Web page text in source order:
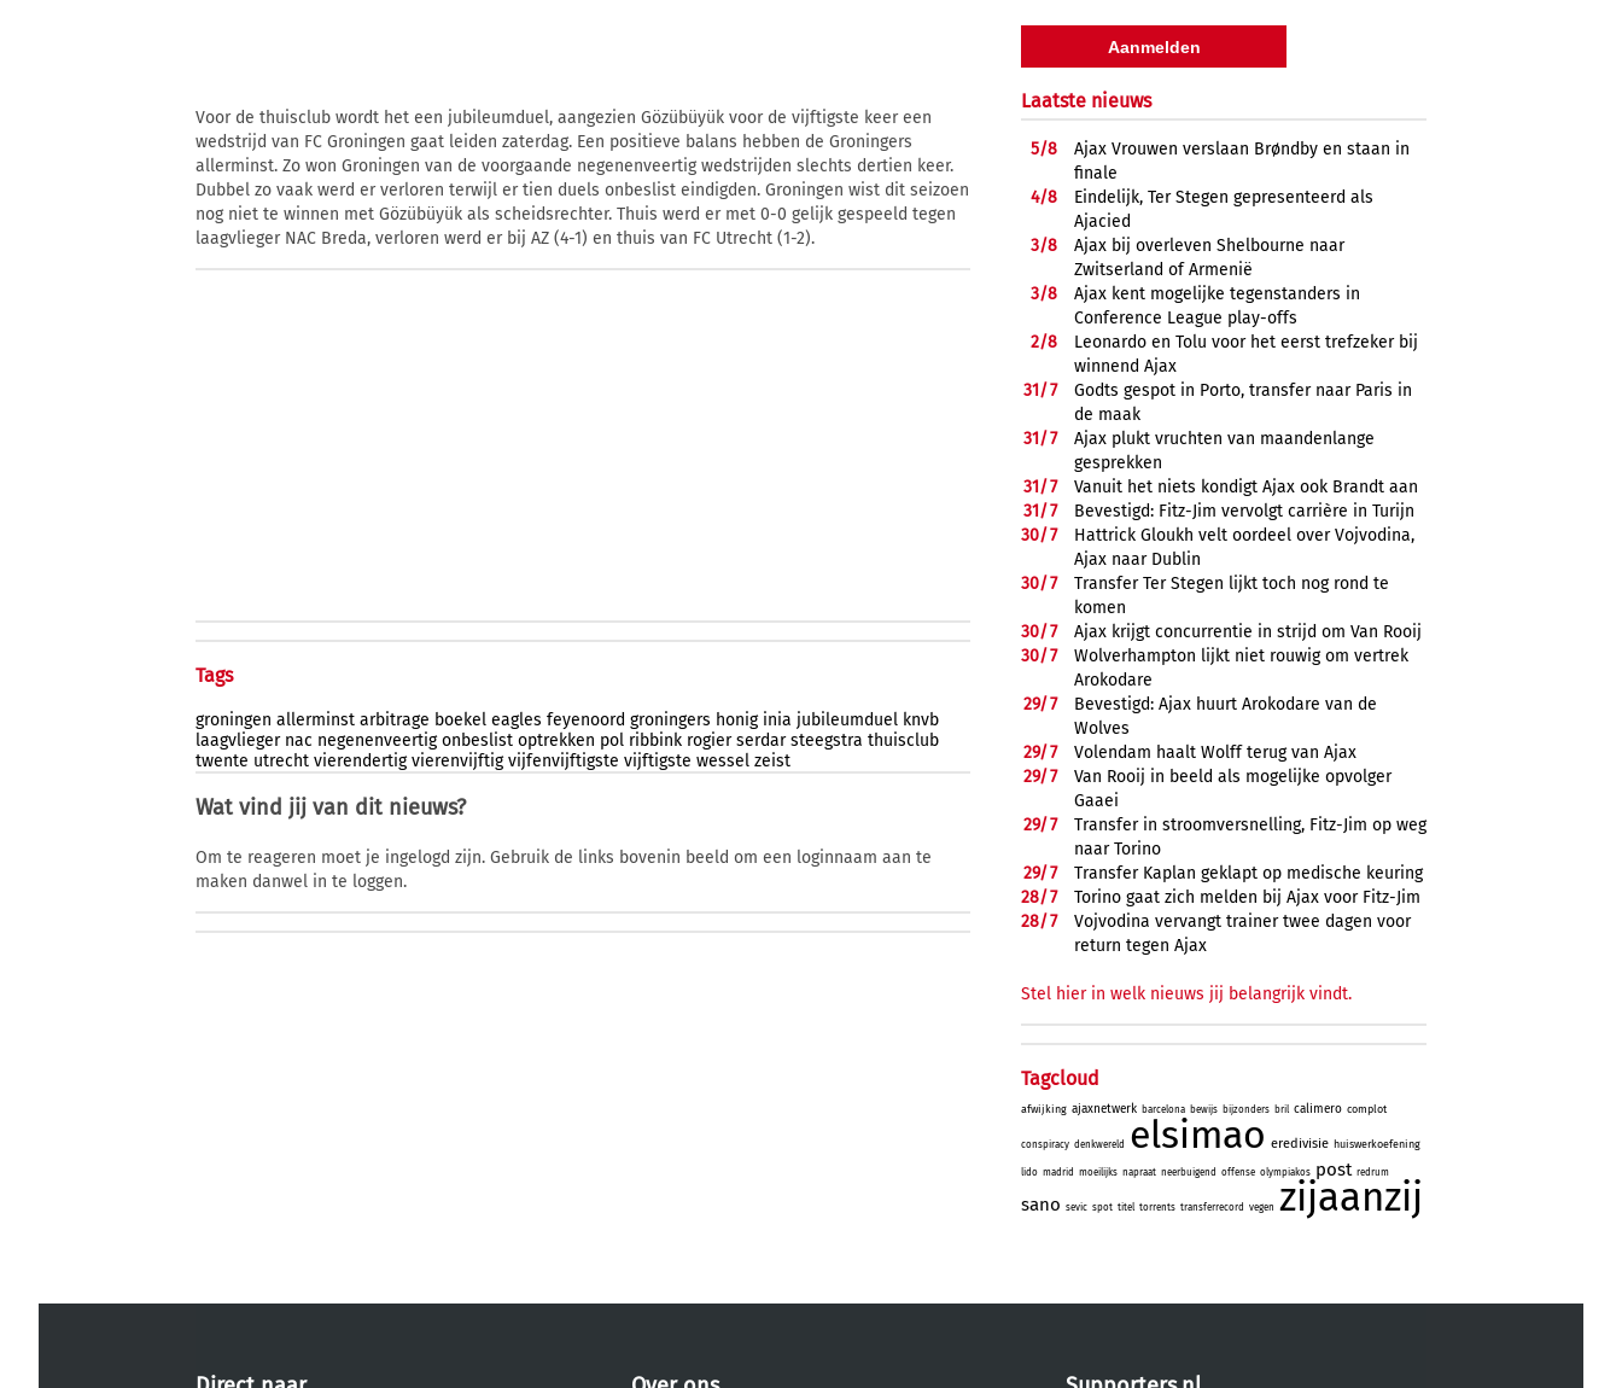
Voor de thuisclub wordt het een jubileumduel, aangezien Gözübüyük voor de vijftigste keer een
wedstrijd van FC Groningen gaat leiden zaterdag. Een positieve balans hebben de Groningers
allerminst. Zo won Groningen van de voorgaande negenenveertig wedstrijden slechts dertien keer.
Dubbel zo vaak werd er verloren terwijl er tien duels onbeslist eindigden. Groningen wist dit seizoen
nog niet te winnen met Gözübüyük als scheidsrechter. Thuis werd er met 0-0 gelijk gespeeld tegen
laagvlieger NAC Breda, verloren werd er bij AZ (4-1) en thuis van FC Utrecht (1-2).
Tags
groningen allerminst arbitrage boekel eagles feyenoord groningers honig inia jubileumduel knvb
laagvlieger nac negenenveertig onbeslist optrekken pol ribbink rogier serdar steegstra thuisclub
twente utrecht vierendertig vierenvijftig vijfenvijftigste vijftigste wessel zeist
Wat vind jij van dit nieuws?
Om te reageren moet je ingelogd zijn. Gebruik de links bovenin beeld om een loginnaam aan te
maken danwel in te loggen.
Laatste nieuws
5/8
Ajax Vrouwen verslaan Brøndby en staan in
finale
4/8
Eindelijk, Ter Stegen gepresenteerd als
Ajacied
3/8
Ajax bij overleven Shelbourne naar
Zwitserland of Armenië
3/8
Ajax kent mogelijke tegenstanders in
Conference League play-offs
2/8
Leonardo en Tolu voor het eerst trefzeker bij
winnend Ajax
31/7
Godts gespot in Porto, transfer naar Paris in
de maak
31/7
Ajax plukt vruchten van maandenlange
gesprekken
31/7
Vanuit het niets kondigt Ajax ook Brandt aan
31/7
Bevestigd: Fitz-Jim vervolgt carrière in Turijn
30/7
Hattrick Gloukh velt oordeel over Vojvodina,
Ajax naar Dublin
30/7
Transfer Ter Stegen lijkt toch nog rond te
komen
30/7
Ajax krijgt concurrentie in strijd om Van Rooij
30/7
Wolverhampton lijkt niet rouwig om vertrek
Arokodare
29/7
Bevestigd: Ajax huurt Arokodare van de
Wolves
29/7
Volendam haalt Wolff terug van Ajax
29/7
Van Rooij in beeld als mogelijke opvolger
Gaaei
29/7
Transfer in stroomversnelling, Fitz-Jim op weg
naar Torino
29/7
Transfer Kaplan geklapt op medische keuring
28/7
Torino gaat zich melden bij Ajax voor Fitz-Jim
28/7
Vojvodina vervangt trainer twee dagen voor
return tegen Ajax
Stel hier in welk nieuws jij belangrijk vindt.
Tagcloud
afwijking ajaxnetwerk barcelona bewijs bijzonders bril calimero complot
conspiracy denkwereld elsimao eredivisie huiswerkoefening
lido madrid moeilijks napraat neerbuigend offense olympiakos post redrum
sano sevic spot titel torrents transferrecord vegen zijaanzij